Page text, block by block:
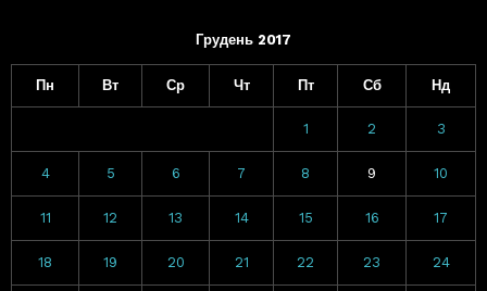
Грудень 2017
Пн Вт Ср Чт Пт Сб Нд
1 2 3
4 5 6 7 8 9 10
11 12 13 14 15 16 17
18 19 20 21 22 23 24